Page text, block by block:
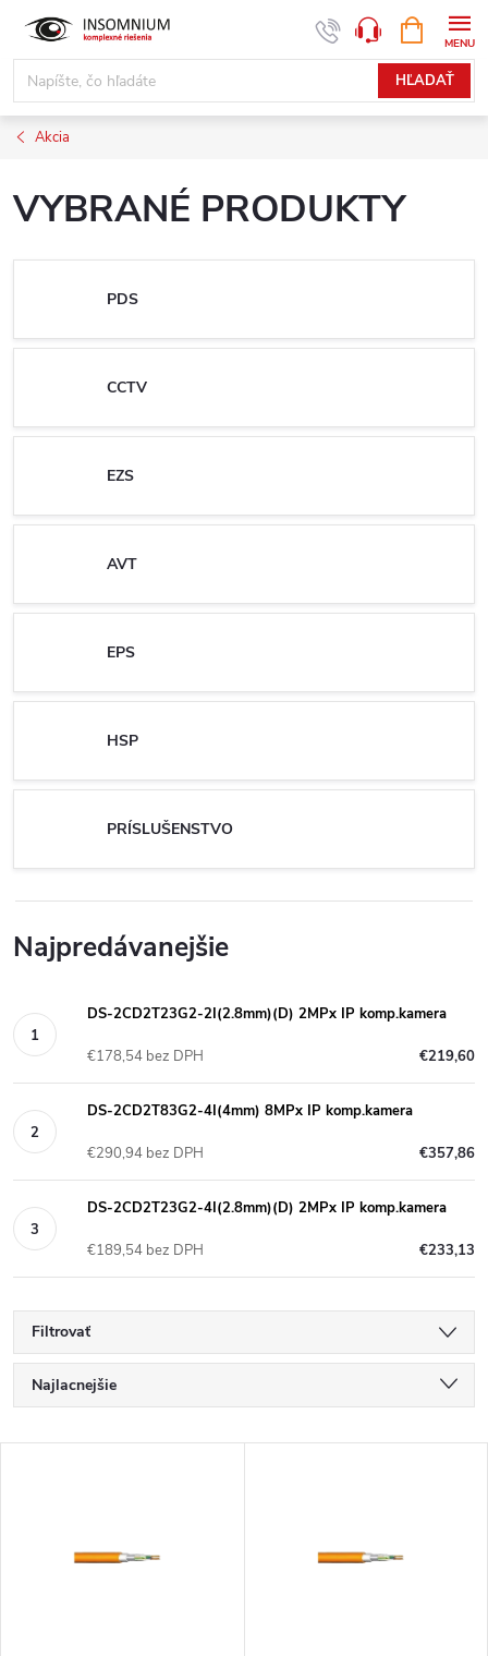
obsah
HĽADAŤ
KOŠÍK
Akcia
VYBRANÉ PRODUKTY
PDS
CCTV
EZS
AVT
EPS
HSP
PRÍSLUŠENSTVO
Najpredávanejšie
DS-2CD2T23G2-2I(2.8mm)(D) 2MPx IP komp.kamera
€219,60
€178,54 bez DPH
DS-2CD2T83G2-4I(4mm) 8MPx IP komp.kamera
€357,86
€290,94 bez DPH
DS-2CD2T23G2-4I(2.8mm)(D) 2MPx IP komp.kamera
€233,13
€189,54 bez DPH
Filtrovať
R
a
Najlacnejšie
www.insomnium.sk - Chat